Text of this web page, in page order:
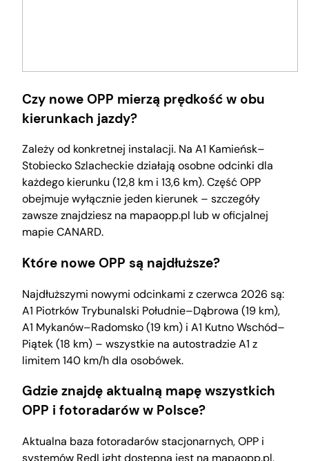
Czy nowe OPP mierzą prędkość w obu
kierunkach jazdy?
Zależy od konkretnej instalacji. Na A1 Kamieńsk–
Stobiecko Szlacheckie działają osobne odcinki dla
każdego kierunku (12,8 km i 13,6 km). Część OPP
obejmuje wyłącznie jeden kierunek – szczegóły
zawsze znajdziesz na mapaopp.pl lub w oficjalnej
mapie CANARD.
Które nowe OPP są najdłuższe?
Najdłuższymi nowymi odcinkami z czerwca 2026 są:
A1 Piotrków Trybunalski Południe–Dąbrowa (19 km),
A1 Mykanów–Radomsko (19 km) i A1 Kutno Wschód–
Piątek (18 km) – wszystkie na autostradzie A1 z
limitem 140 km/h dla osobówek.
Gdzie znajdę aktualną mapę wszystkich
OPP i fotoradarów w Polsce?
Aktualna baza fotoradarów stacjonarnych, OPP i
systemów RedLight dostępna jest na mapaopp.pl.